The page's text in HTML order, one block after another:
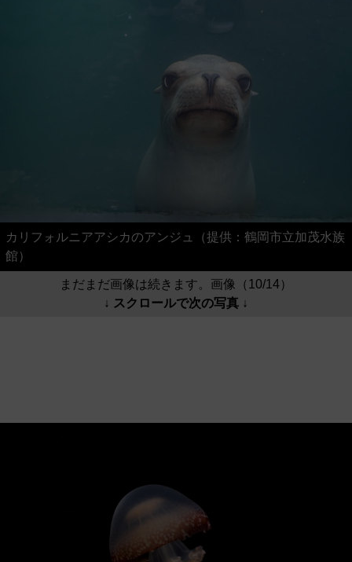
カリフォルニアアシカのアンジュ（提供：鶴岡市立加茂水族
館）
まだまだ画像は続きます。画像（10/14）
↓ スクロールで次の写真 ↓